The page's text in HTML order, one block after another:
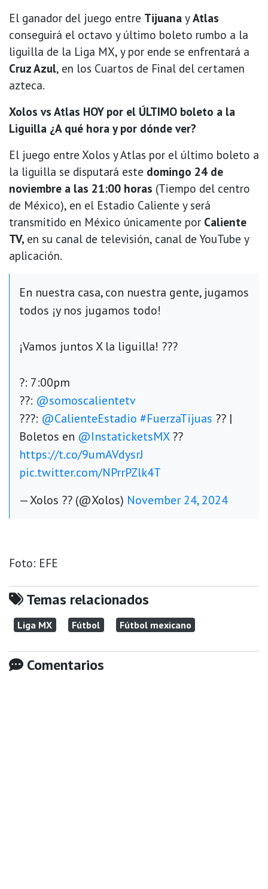
El ganador del juego entre Tijuana yAtlas
conseguirá el octavo y último boleto rumbo a la
liguilla de la Liga MX, y por ende se enfrentará a
Cruz Azul, en los Cuartos de Final del certamen
azteca.
Xolos vs Atlas HOY por el ÚLTIMO boleto a la
Liguilla ¿A qué hora y por dónde ver?
El juego entre Xolos y Atlas por el último boleto a
la liguilla se disputará este domingo 24 de
noviembre a las 21:00 horas (Tiempo del centro
de México), en el Estadio Caliente y será
transmitido en México únicamente por Caliente
TV, en su canal de televisión, canal de YouTube y
aplicación.
En nuestra casa, con nuestra gente, jugamos
todos ¡y nos jugamos todo!
¡Vamos juntos X la liguilla! ???
?: 7:00pm
??: @somoscalientetv
???: @CalienteEstadio #FuerzaTijuas ?? |
Boletos en @InstaticketsMX??
https://t.co/9umAVdysrJ
pic.twitter.com/NPrrPZlk4T
— Xolos ?? (@Xolos) November 24, 2024
Foto: EFE
Temas relacionados
Liga MX Fútbol Fútbol mexicano
Comentarios